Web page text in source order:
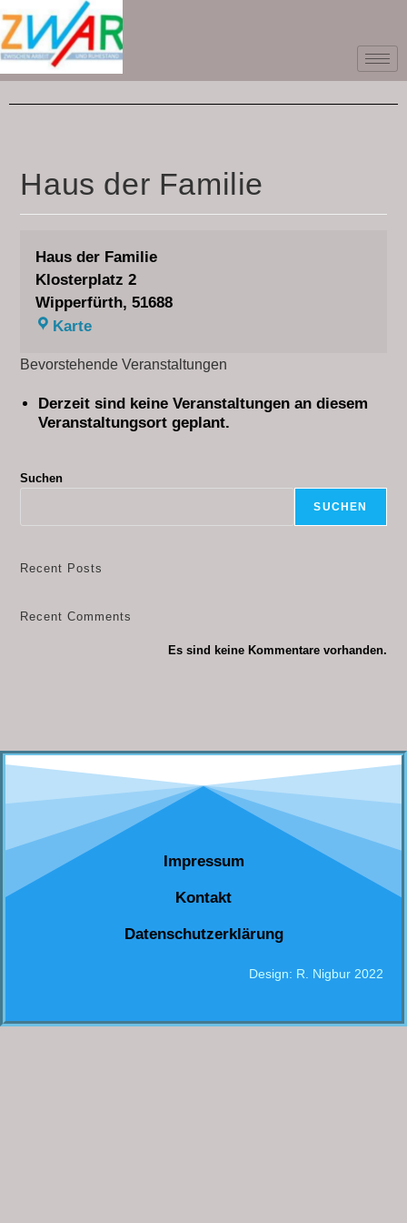
Haus der Familie
Haus der Familie
Klosterplatz 2
Wipperfürth,51688
Karte
Bevorstehende Veranstaltungen
Derzeit sind keine Veranstaltungen an diesem
Veranstaltungsort geplant.
Suchen
SUCHEN
Recent Posts
Recent Comments
Es sind keine Kommentare vorhanden.
Impressum
Kontakt
Datenschutzerklärung
Design: R. Nigbur 2022